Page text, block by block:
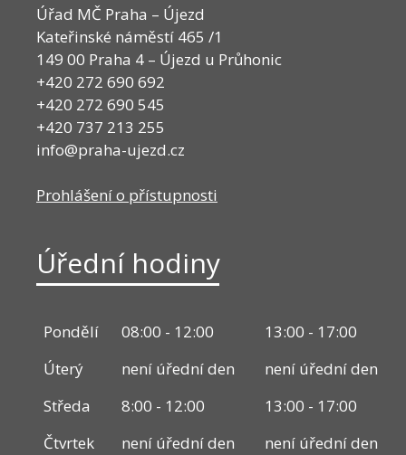
Úřad MČ Praha – Újezd
Kateřinské náměstí 465 /1
149 00 Praha 4 – Újezd u Průhonic
+420 272 690 692
+420 272 690 545
+420 737 213 255
info@praha-ujezd.cz
Prohlášení o přístupnosti
Úřední hodiny
Pondělí 08:00 - 12:00
13:00 - 17:00
Úterý
není úřední den
není úřední den
Středa
8:00 - 12:00
13:00 - 17:00
Čtvrtek
není úřední den
není úřední den